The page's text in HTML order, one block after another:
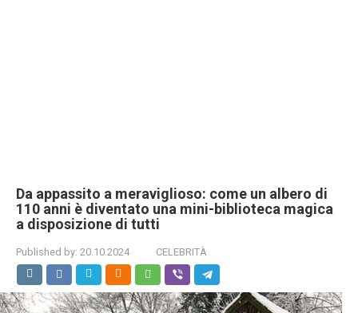
Da appassito a meraviglioso: come un albero di
110 anni è diventato una mini-biblioteca magica
a disposizione di tutti
Published by: 20.10.2024 CELEBRITÀ